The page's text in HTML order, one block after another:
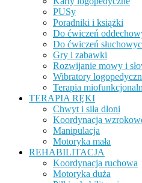
PUSy
Poradniki i książki
Do ćwiczeń
Do ćwiczeń
Gry i zabawki
Rozwijanie mowy i
Wibratory
Terapia
TERAPIA RĘKI
Chwyt i siła dłoni
Koordynacja
Manipulacja
Motoryka mała
REHABILITACJA
Koordynacja ruchowa
Motoryka duża